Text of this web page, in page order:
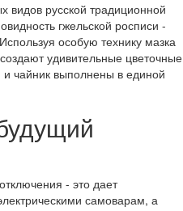
видов русской традиционной
гжельской росписи -
особую технику мазка
удивительные цветочные
чайник выполнены в единой
- это дает
самоварам, а